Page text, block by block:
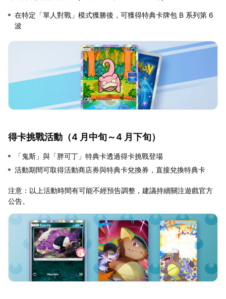
在特定「單人對戰」模式獲勝後，可獲得特典卡牌包 B 系列第 6
波
得卡挑戰活動（4 月中旬～4 月下旬）
「鬼斯」與「胖可丁」特典卡透過得卡挑戰登場
活動期間可取得活動商店券與特典卡兌換券，直接兌換特典卡
注意：以上活動時間有可能不經預告調整，建議持續關注遊戲官方
公告。